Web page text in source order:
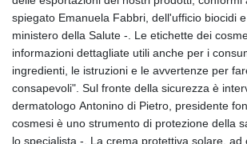
spiegato Emanuela Fabbri, dell'ufficio biocidi
ministero della Salute -. Le etichette dei
informazioni dettagliate utili anche per i
ingredienti, le istruzioni e le avvertenze per
consapevoli". Sul fronte della sicurezza è
dermatologo Antonino di Pietro, presidente
cosmesi è uno strumento di protezione della
lo specialista -. La crema protettiva solare, ad